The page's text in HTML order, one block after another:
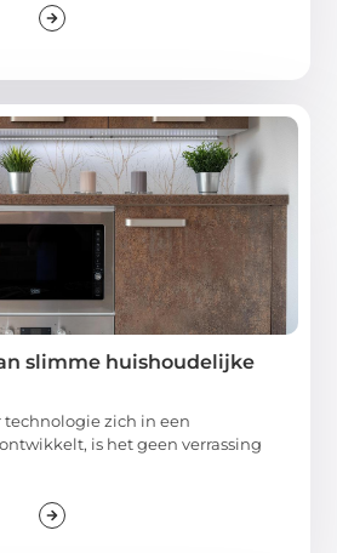
slimme huishoudelijke
technologie zich in een
is het geen verrassing